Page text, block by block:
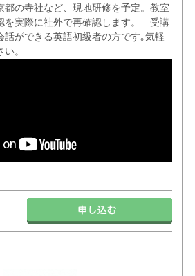
の寺社など、現地研修を予定。教室
を実際に社外で再確認します。 受講
話ができる英語初級者の方です｡気軽
。